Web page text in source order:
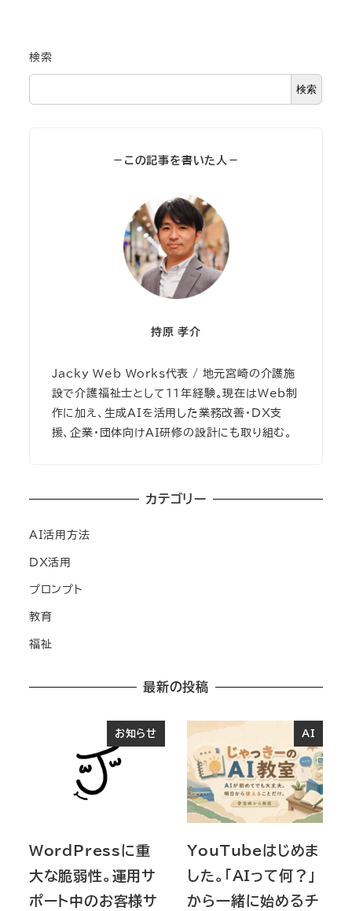
検索
検索
－この記事を書いた人－
持原 孝介
Jacky Web Works代表 / 地元宮崎の介護施
設で介護福祉士として11年経験。現在はWeb制
作に加え、生成AIを活用した業務改善・DX支
援、企業・団体向けAI研修の設計にも取り組む。
カテゴリー
AI活用方法
DX活用
プロンプト
教育
福祉
最新の投稿
お知らせ
WordPressに重
大な脆弱性。運用サ
ポート中のお客様サ
AI
YouTubeはじめま
した。「AIって何？」
から一緒に始めるチ